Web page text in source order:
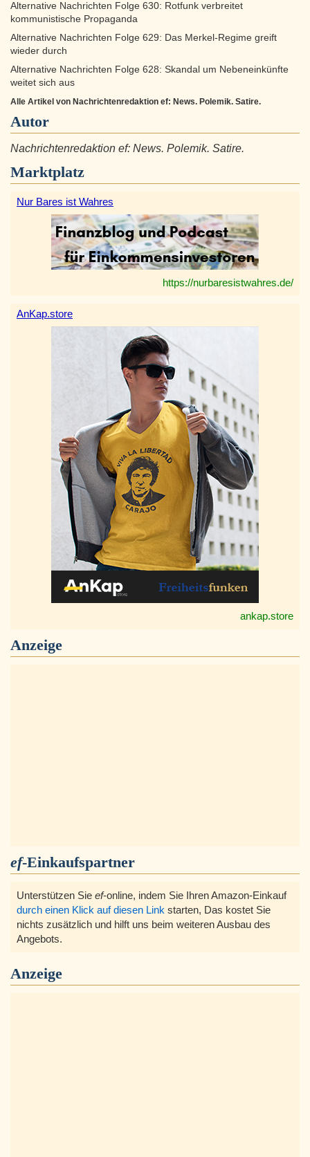
Alternative Nachrichten Folge 630: Rotfunk verbreitet
kommunistische Propaganda
Alternative Nachrichten Folge 629: Das Merkel-Regime greift
wieder durch
Alternative Nachrichten Folge 628: Skandal um Nebeneinkünfte
weitet sich aus
Alle Artikel von Nachrichtenredaktion ef: News. Polemik. Satire.
Autor
Nachrichtenredaktion ef: News. Polemik. Satire.
Marktplatz
Nur Bares ist Wahres
https://nurbaresistwahres.de/
AnKap.store
ankap.store
Anzeige
ef-Einkaufspartner
Unterstützen Sie ef-online, indem Sie Ihren Amazon-Einkauf
durch einen Klick auf diesen Link starten, Das kostet Sie
nichts zusätzlich und hilft uns beim weiteren Ausbau des
Angebots.
Anzeige